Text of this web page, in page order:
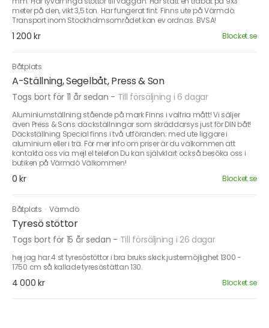
meter på den, vikt 3,5 ton. Har fungerat fint. Finns ute på Värmdö.
Transport inom Stockholmsområdet kan ev ordnas. BVSA!
1 200 kr Blocket.se
Båtplats
A-Ställning, Segelbåt, Press & Son
Togs bort för 11 år sedan - Till försäljning i 6 dagar
Aluminiumställning stående på mark Finns i valfria mått! Vi säljer
även Press & Sons däckställningar som skräddarsys just för DIN båt!
Däckställning Special finns i två utföranden; med ute liggare i
aluminium eller i trä. För mer info om priser är du välkommen att
kontakta oss via mejl el telefon Du kan självklart också besöka oss i
butiken på Värmdö Välkommen!
0 kr Blocket.se
Båtplats ·Värmdö
Tyresö stöttor
Togs bort för 15 år sedan - Till försäljning i 26 dagar
hej jag har 4 st tyresöstöttor i bra bruks skick.justermöjlighet 1300 -
1750 cm så kallade tyresöstättan 130.
4 000 kr Blocket.se